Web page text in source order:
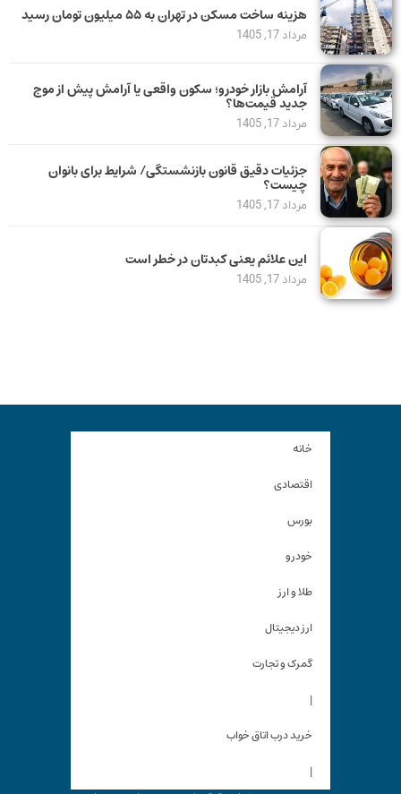
هزینه ساخت مسکن در تهران به ۵۵ میلیون تومان رسید
مرداد 17, 1405
آرامش بازار خودرو؛ سکون واقعی یا آرامش پیش از موج
جدید قیمت‌ها؟
مرداد 17, 1405
جزئیات دقیق قانون بازنشستگی/ شرایط برای بانوان
چیست؟
مرداد 17, 1405
این علائم یعنی کبدتان در خطر است
مرداد 17, 1405
خانه
اقتصادی
بورس
خودرو
طلا و ارز
ارز دیجیتال
گمرک و تجارت
|
خرید درب اتاق خواب
|